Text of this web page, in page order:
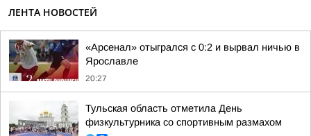
ЛЕНТА НОВОСТЕЙ
«Арсенал» отыгрался с 0:2 и вырвал ничью в
Ярославле
20:27
Тульская область отметила День
физкультурника со спортивным размахом